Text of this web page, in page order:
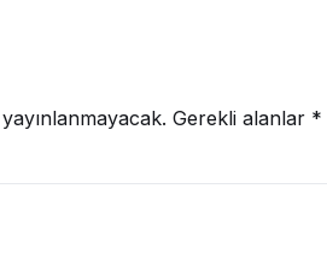
Gerekli alanlar *